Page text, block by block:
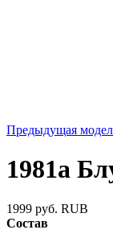
Предыдущая
1981а
1999 руб. RUB
Состав